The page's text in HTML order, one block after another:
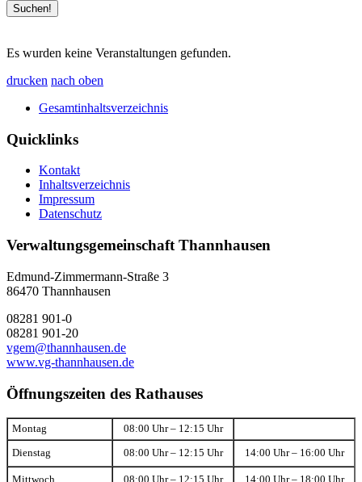
Es wurden keine Veranstaltungen gefunden.
drucken nach oben
Gesamtinhaltsverzeichnis
Quicklinks
Kontakt
Inhaltsverzeichnis
Impressum
Datenschutz
Verwaltungsgemeinschaft Thannhausen
Edmund-Zimmermann-Straße 3
86470 Thannhausen
08281 901-0
08281 901-20
vgem@thannhausen.de
www.vg-thannhausen.de
Öffnungszeiten des Rathauses
Montag 08:00 Uhr – 12:15 Uhr
Dienstag 08:00 Uhr – 12:15 Uhr 14:00 Uhr – 16:00 Uhr